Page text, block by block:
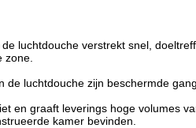
de luchtdouche verstrekt snel,
zone.
de luchtdouche zijn beschermde
en graaft leverings hoge volumes
kamer bevinden.